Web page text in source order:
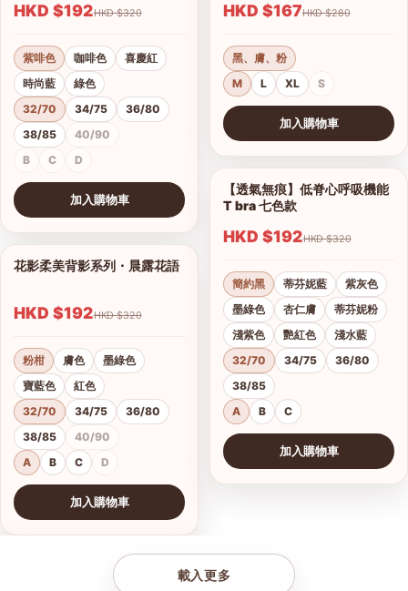
HKD $192 HKD $320
紫啡色 咖啡色
喜慶紅
時尚藍
綠色
32/70
34/75
36/80
38/85
40/90
B
C D
加入購物車
1/21
查看圖片
花影柔美背影系列・晨露花語
HKD $192 HKD $320
粉柑 膚色
墨綠色
寶藍色
紅色
32/70
34/75
36/80
38/85
40/90
A
B C D
加入購物車
HKD $167 HKD $280
黑、膚、粉
M
L XL S
加入購物車
1/28
查看圖片
【透氣無痕】低脊心呼吸機能
T bra 七色款
HKD $192 HKD $320
簡約黑 蒂芬妮藍
紫灰色
墨綠色
杏仁膚
蒂芬妮粉
淺紫色
艷紅色
淺水藍
32/70
34/75
36/80
38/85
A
B C
加入購物車
載入更多